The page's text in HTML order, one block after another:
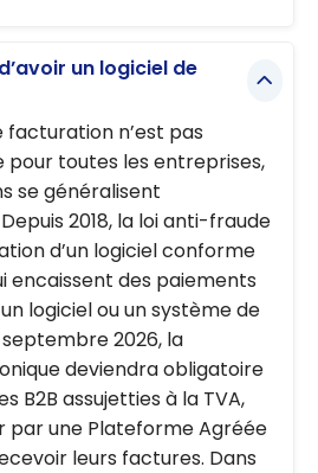
un logiciel de
facturation n’est pas
toutes les entreprises,
se généralisent
2018, la loi anti-fraude
d’un logiciel conforme
encaissent des paiements
logiciel ou un système de
2026, la
deviendra obligatoire
B2B assujetties à la TVA,
par une Plateforme Agréée
leurs factures. Dans